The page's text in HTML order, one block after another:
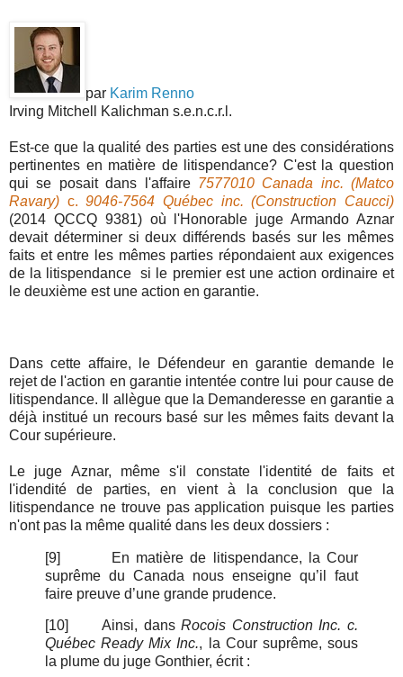
par Karim Renno
Irving Mitchell Kalichman s.e.n.c.r.l.
Est-ce que la qualité des parties est une des considérations
pertinentes en matière de litispendance? C'est la question
qui se posait dans l'affaire 7577010 Canada inc. (Matco
Ravary) c.9046-7564 Québec inc. (Construction Caucci)
(2014 QCCQ 9381) où l'Honorable juge Armando Aznar
devait déterminer si deux différends basés sur les mêmes
faits et entre les mêmes parties répondaient aux exigences
de la litispendance si le premier est une action ordinaire et
le deuxième est une action en garantie.
Dans cette affaire, le Défendeur en garantie demande le
rejet de l'action en garantie intentée contre lui pour cause de
litispendance. Il allègue que la Demanderesse en garantie a
déjà institué un recours basé sur les mêmes faits devant la
Cour supérieure.
Le juge Aznar, même s'il constate l'identité de faits et
l'idendité de parties, en vient à la conclusion que la
litispendance ne trouve pas application puisque les parties
n'ont pas la même qualité dans les deux dossiers :
[9]
En matière de litispendance, la Cour
suprême du Canada nous enseigne qu’il faut
faire preuve d’une grande prudence.
[10] Ainsi, dansRocois Construction Inc. c.
Québec Ready Mix Inc., la Cour suprême, sous
la plume du juge Gonthier, écrit :